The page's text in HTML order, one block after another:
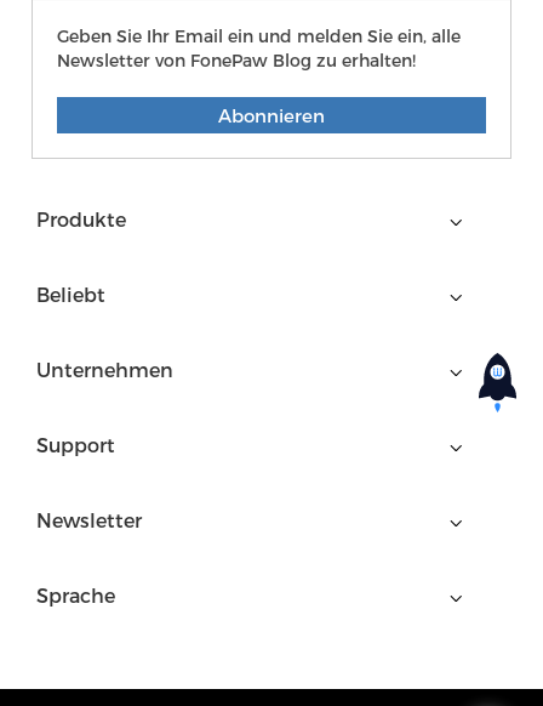
Geben Sie Ihr Email ein und melden Sie ein, alle
Newsletter von FonePaw Blog zu erhalten!
Abonnieren
Produkte
Beliebt
Unternehmen
Support
Newsletter
Sprache